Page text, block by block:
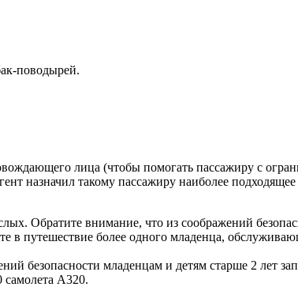
поводырей.
лица (чтобы помогать пассажиру с
назначил такому пассажиру наиболее подходящее
Обратите внимание, что из соображений
в путешествие более одного младенца,
безопасности младенцам и детям старше 2 лет
самолета А320.